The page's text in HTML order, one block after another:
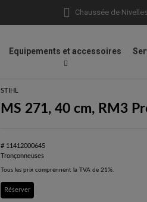
Chaussée de
Equipements et accessoires
STIHL
MS 271, 40 cm, RM3
# 11412000645
Tronçonneuses
Tous les prix comprennent la TVA de 21%.
Réserver